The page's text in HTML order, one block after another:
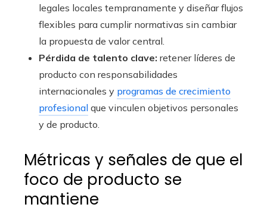
legales locales tempranamente y diseñar flujos
flexibles para cumplir normativas sin cambiar
la propuesta de valor central.
Pérdida de talento clave: retener líderes de
producto con responsabilidades
internacionales y programas de crecimiento
profesional que vinculen objetivos personales
y de producto.
Métricas y señales de que el
foco de producto se
mantiene